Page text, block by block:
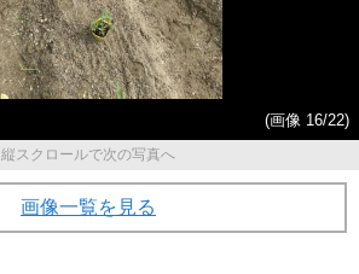
(画像 16/22)
縦スクロールで次の写真へ
画像一覧を見る